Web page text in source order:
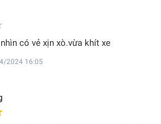
có vẻ xịn xò.vừa khít xe
2024 16:05